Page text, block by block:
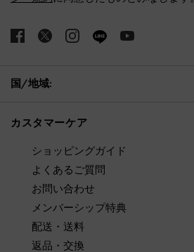
国/地域:
カスタマーケア
ショッピングガイド
よくあるご質問
お問い合わせ
メンバーシップ特典
配送・送料
返品・交換